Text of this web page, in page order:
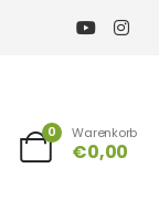
0 Warenkorb
€0,00